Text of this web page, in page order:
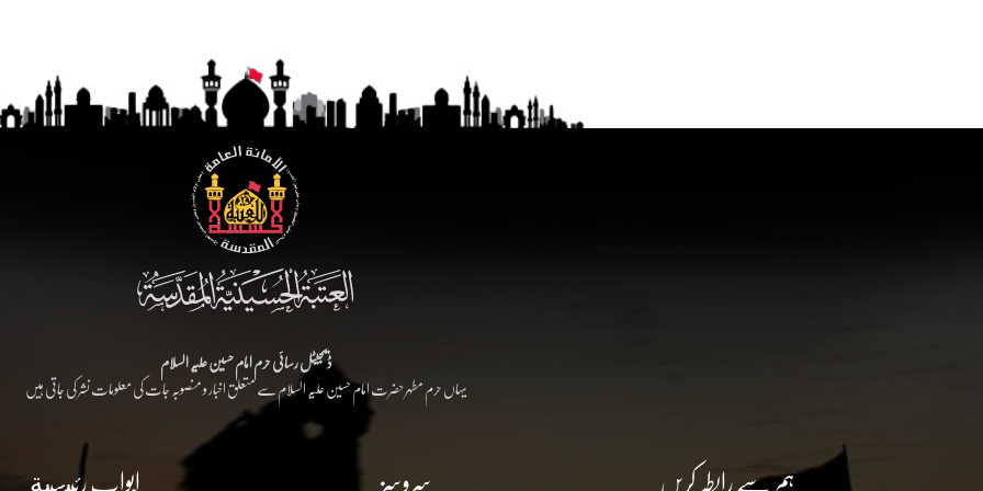
ڈیجیٹل رسائی حرم امام حسین علیہ السلام
یہاں حرم مطہر حضرت امام حسین علیہ السلام سے متعلق اخبار و منصوبہ جات کی معلومات نشر کی جاتی ہیں